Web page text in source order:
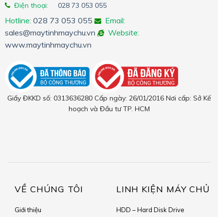
Điện thoại:
028 73 053 055
Hotline: 028 73 053 055
Email:
sales@maytinhmaychu.vn
Website:
www.maytinhmaychu.vn
Giấy ĐKKD số: 0313636280 Cấp ngày: 26/01/2016 Nơi cấp: Sở Kế
hoạch và Đầu tư TP. HCM
VỀ CHÚNG TÔI
Giới thiệu
LINH KIỆN MÁY CHỦ
HDD – Hard Disk Drive